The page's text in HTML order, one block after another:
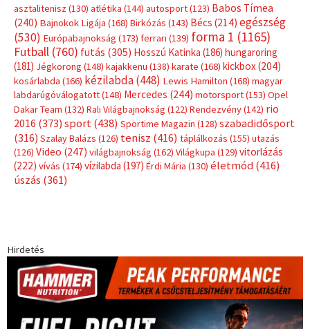
asztalitenisz (130) atlétika (144) autosport(123) Babos Tímea
(240) Bajnokok Ligája (168) Birkózás (143) Bécs (214) egészség
(530) Európabajnokság (173) ferrari (139) forma 1 (1165)
Futball (760) futás (305) Hosszú Katinka (186) hungaroring
(181) Jégkorong (148) kajakkenu (138) karate (168) kickbox(204)
kosárlabda (166) kézilabda(448) Lewis Hamilton (168) magyar
labdarúgóválogatott(148) Mercedes (244) motorsport(153) Opel
Dakar Team (132) Rali Világbajnokság (122) Rendezvény(142) rio
2016 (373) sport(438) Sportime Magazin (128) szabadidősport
(316) Szalay Balázs (126) tenisz (416) táplálkozás (155) utazás
(126) Video (247) világbajnokság (162) Világkupa (129) vitorlázás
(222) vívás (174) vízilabda (197) Érdi Mária (130) életmód(416)
úszás (361)
Hirdetés